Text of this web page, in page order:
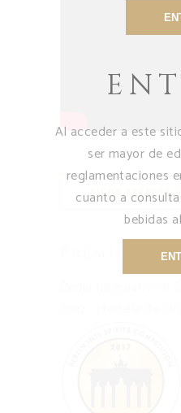
FICHA TÉCNICA
Al acceder a este
ser mayor de
reglamentaciones
cuanto a
bebidas